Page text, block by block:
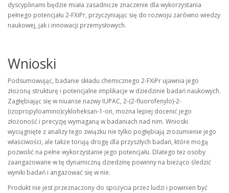
dyscyplinami będzie miała zasadnicze znaczenie dla wykorzystania
pełnego potencjału 2-FXiPr, przyczyniając się do rozwoju zarówno wiedzy
naukowej, jak i innowacji przemysłowych.
Wnioski
Podsumowując, badanie składu chemicznego 2-FXiPr ujawnia jego
złożoną strukturę i potencjalne implikacje w dziedzinie badań naukowych.
Zagłębiając się w niuanse nazwy IUPAC, 2-(2-fluorofenylo)-2-
(izopropyloamino)cykloheksan-1-on, można lepiej docenić jego
złożoność i precyzję wymaganą w badaniach nad nim. Wnioski
wyciągnięte z analizy tego związku nie tylko pogłębiają zrozumienie jego
właściwości, ale także torują drogę dla przyszłych badań, które mogą
pozwolić na pełne wykorzystanie jego potencjału. Dlatego też osoby
zaangażowane w tę dynamiczną dziedzinę powinny na bieżąco śledzić
wyniki badań i angażować się w nie.
Produkt nie jest przeznaczony do spożycia przez ludzi i powinien być